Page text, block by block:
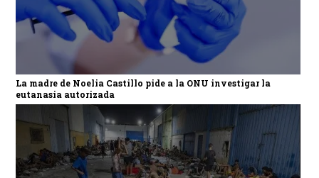
La madre de Noelia Castillo pide a la ONU investigar la
eutanasia autorizada